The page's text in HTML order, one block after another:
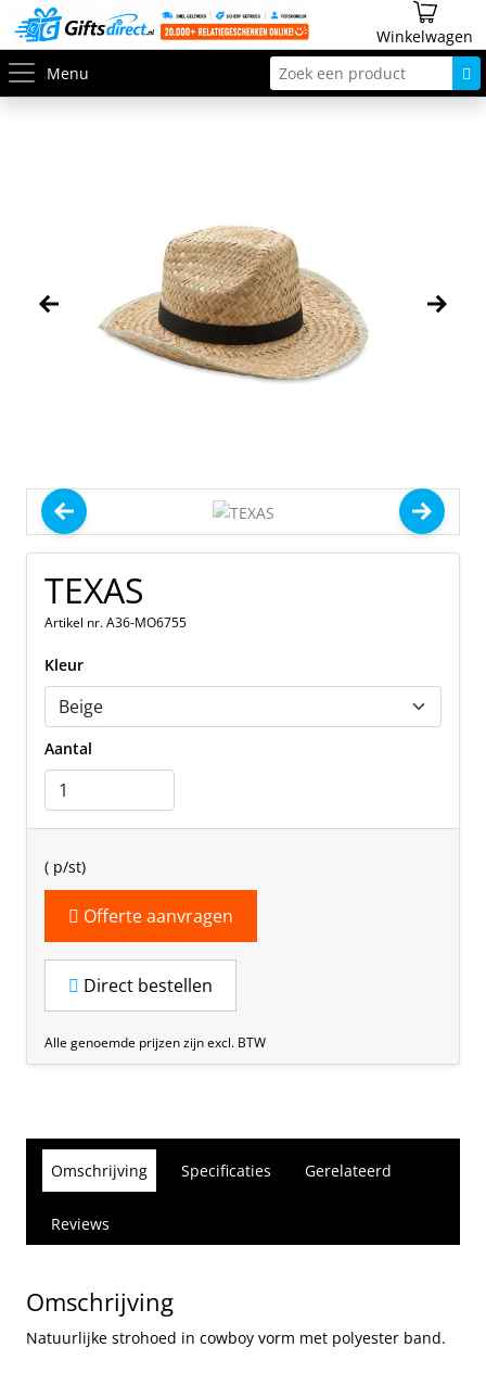
Winkelwagen
Menu
TEXAS
Artikel nr. A36-MO6755
Kleur
Aantal
( p/st)
Offerte aanvragen
Direct bestellen
Alle genoemde prijzen zijn excl. BTW
Omschrijving Specificaties Gerelateerd
Reviews
Omschrijving
Natuurlijke strohoed in cowboy vorm met polyester band.